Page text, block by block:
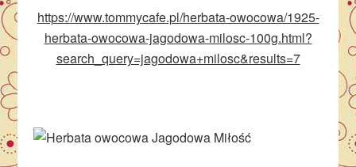
https://www.tommycafe.pl/herbata-owocowa/1925-
herbata-owocowa-jagodowa-milosc-100g.html?
search_query=jagodowa+milosc&results=7